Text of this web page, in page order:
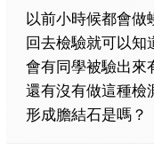
下載專區
以前小時候都會做
回去檢驗就可以知
會有同學被驗出來
還有沒有做這種檢
形成膽結石是嗎？